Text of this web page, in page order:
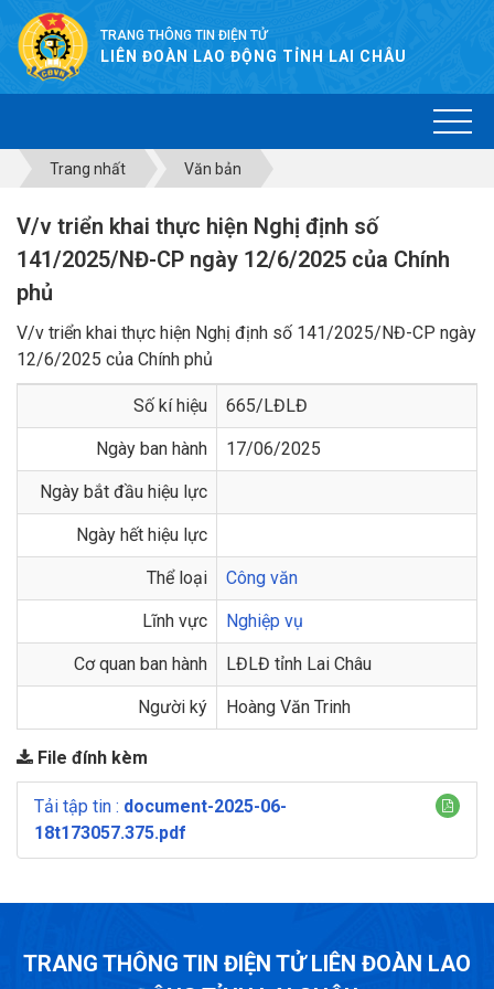
TRANG THÔNG TIN ĐIỆN TỬ
LIÊN ĐOÀN LAO ĐỘNG TỈNH LAI CHÂU
Trang nhất Văn bản
V/v triển khai thực hiện Nghị định số
141/2025/NĐ-CP ngày 12/6/2025 của Chính
phủ
V/v triển khai thực hiện Nghị định số 141/2025/NĐ-CP ngày
12/6/2025 của Chính phủ
Số kí hiệu 665/LĐLĐ
Ngày ban hành 17/06/2025
Ngày bắt đầu hiệu lực
Ngày hết hiệu lực
Thể loại Công văn
Lĩnh vực Nghiệp vụ
Cơ quan ban hành LĐLĐ tỉnh Lai Châu
Người ký Hoàng Văn Trinh
File đính kèm
Tải tập tin : document-2025-06-
18t173057.375.pdf
TRANG THÔNG TIN ĐIỆN TỬ LIÊN ĐOÀN LAO